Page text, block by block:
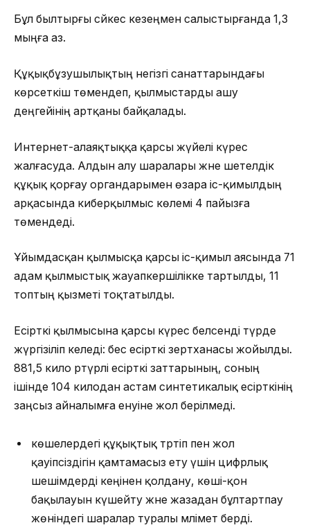
Бұл былтырғы сәйкес кезеңмен салыстырғанда 1,3
мыңға аз.
Құқықбұзушылықтың негізгі санаттарындағы
көрсеткіш төмендеп, қылмыстарды ашу
деңгейінің артқаны байқалады.
Интернет-алаяқтыққа қарсы жүйелі күрес
жалғасуда. Алдын алу шаралары және шетелдік
құқық қорғау органдарымен өзара іс-қимылдың
арқасында киберқылмыс көлемі 4 пайызға
төмендеді.
Ұйымдасқан қылмысқа қарсы іс-қимыл аясында 71
адам қылмыстық жауапкершілікке тартылды, 11
топтың қызметі тоқтатылды.
Есірткі қылмысына қарсы күрес белсенді түрде
жүргізіліп келеді: бес есірткі зертханасы жойылды.
881,5 кило әртүрлі есірткі заттарының, соның
ішінде 104 килодан астам синтетикалық есірткінің
заңсыз айналымға енуіне жол берілмеді.
көшелердегі құқықтық тәртіп пен жол
қауіпсіздігін қамтамасыз ету үшін цифрлық
шешімдерді кеңінен қолдану, көші-қон
бақылауын күшейту және жазадан бұлтартпау
жөніндегі шаралар туралы мәлімет берді.